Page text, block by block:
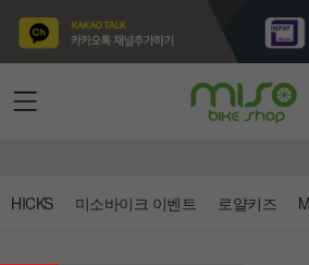
HICKS 미소바이크 이벤트 로얄키즈